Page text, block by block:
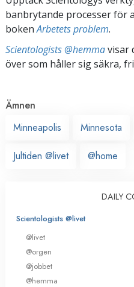
banbrytande processer för
bokenArbetets problem.
Scientologists @hemmavisar
över som håller sig säkra,
Ämnen
Minneapolis
Minnesota
Jultiden @livet @home
DAILY
Scientologists @livet
@livet
@orgen
@jobbet
@hemma